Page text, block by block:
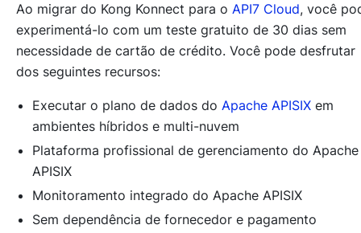
Ao migrar do Kong Konnect para o API7 Cloud, você
experimentá-lo com um teste gratuito de 30 dias sem
necessidade de cartão de crédito. Você pode desfrutar
dos seguintes recursos:
Executar o plano de dados do Apache APISIX em
ambientes híbridos e multi-nuvem
Plataforma profissional de gerenciamento do Apache
APISIX
Monitoramento integrado do Apache APISIX
Sem dependência de fornecedor e pagamento